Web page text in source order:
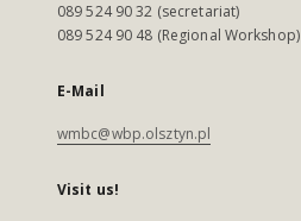
089 524 90 32 (secretariat)
089 524 90 48 (Regional Workshop)
E-Mail
wmbc@wbp.olsztyn.pl
Visit us!